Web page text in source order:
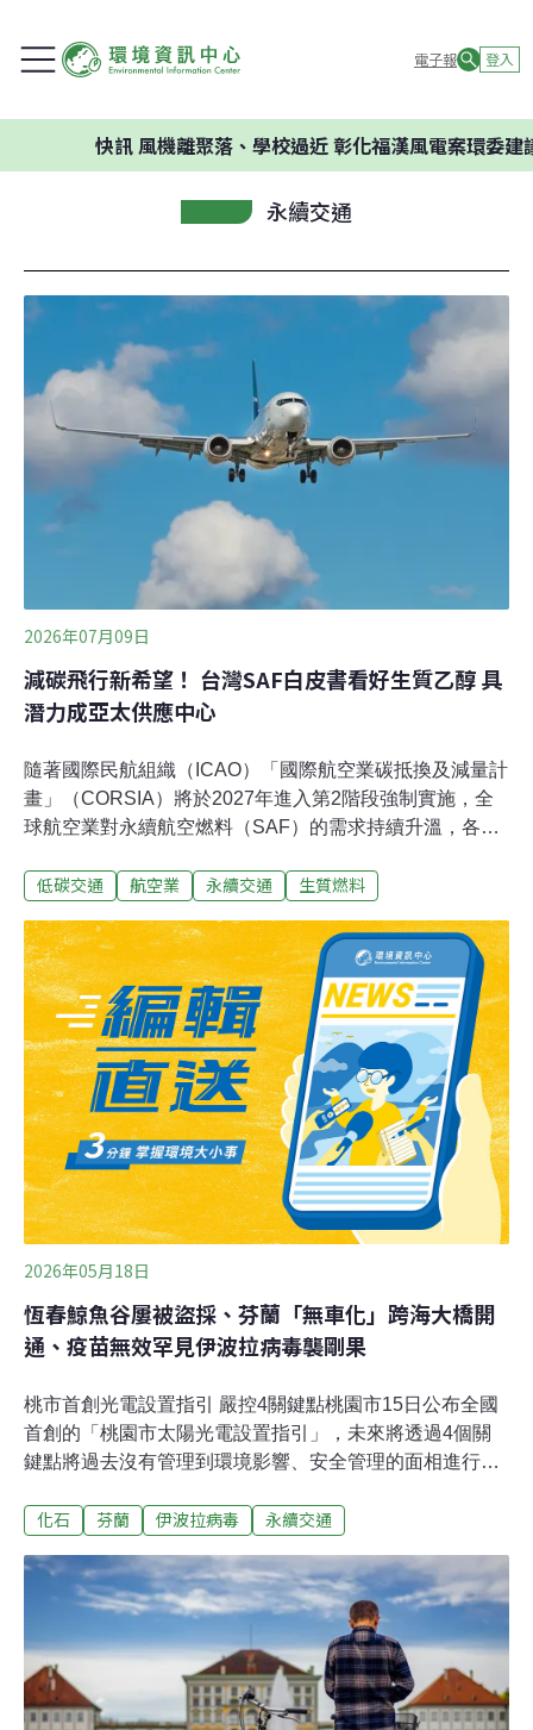
電子報 登入
風機離聚落、學校過近 彰化福漢風電案環委建議不應開
永續交通
2026年07月09日
減碳飛行新希望！ 台灣SAF白皮書看好生質乙醇 具
潛力成亞太供應中心
隨著國際民航組織（ICAO）「國際航空業碳抵換及減量計
畫」（CORSIA）將於2027年進入第2階段強制實施，全
球航空業對永續航空燃料（SAF）的需求持續升溫，各國
《2026-2035 台灣永續航空燃料產業推動策略與政策路徑
未來10年的政策路徑，盼結合國際供應鏈與本土製造能
量，提升航空減碳競爭力與產業商機。破解原料瓶頸，
ATJ成台灣SAF布局關鍵白皮書針對台灣本土環境進行
HEFA（廢油脂轉製）、ATJ（酒精轉航油）、FT（費托
合成）等不同SAF技術路徑的系統性評估，並擘劃未來十
年的政策路徑圖。報告指出，對台灣而言，SAF技術的評
估核心，不僅在於「某一路徑是否技術、成本可行」，而
在於其是否能在本地資源結構與制度前提下，形成可擴
張、可治理且可隨時間修正的實際發展路徑。計畫主持
人、中經院能源與環境研究
低碳交通 航空業 永續交通 生質燃料
2026年05月18日
恆春鯨魚谷屢被盜採、芬蘭「無車化」跨海大橋開
通、疫苗無效罕見伊波拉病毒襲剛果
桃市首創光電設置指引 嚴控4關鍵點桃園市15日公布全國
首創的「桃園市太陽光電設置指引」，未來將透過4個關
鍵點將過去沒有管理到環境影響、安全管理的面相進行補
居民實質溝通。面對天災，指引中則規範了「緊急暫置計
表示，這份指引要確保每個光電案場從出生到退休都有人
管。(中央社報導)台東受困黑熊以發現人取名伊比 5/15野
放重返山林今年4月9日武陵部落發現一隻台灣黑熊受困，
經野灣野生動物醫院檢查與照養後，林業及自然保育署台
東分署於15日將台灣黑熊野放。這隻黑熊經武陵部落會
議，決定以最初發現並通報的族人之布農族名「伊比
化石 芬蘭 伊波拉病毒 永續交通